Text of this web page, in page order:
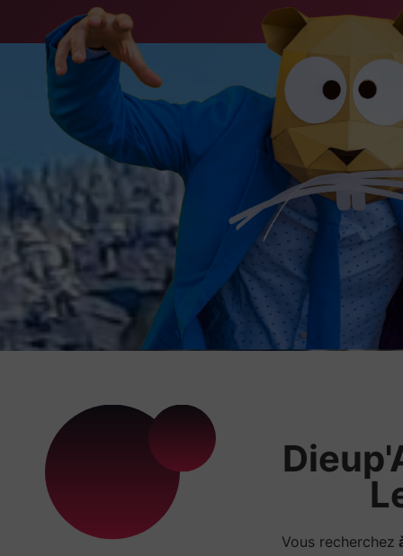
Vous recherchez